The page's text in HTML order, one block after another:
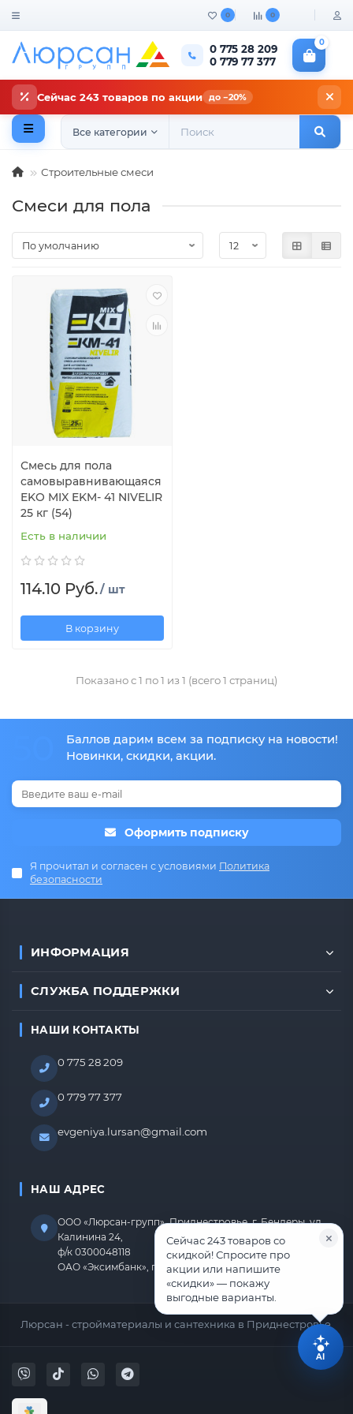
0 0
0 775 28 209
0 779 77 377
0
Сейчас 243 товаров по акции до −20%
Все категории
Строительные смеси
Смеси для пола
Смесь для пола
самовыравнивающаяся
EKO MIX EKM- 41 NIVELIR
25 кг (54)
Есть в наличии
114.10 Руб./ шт
В корзину
Показано с 1 по 1 из 1 (всего 1 страниц)
Баллов дарим всем за подписку на новости!
Новинки, скидки, акции.
Оформить подписку
Я прочитал и согласен с условиями Политика
безопасности
ИНФОРМАЦИЯ
СЛУЖБА ПОДДЕРЖКИ
НАШИ КОНТАКТЫ
0 775 28 209
0 779 77 377
evgeniya.lursan@gmail.com
НАШ АДРЕС
ООО «Люрсан-групп», Приднестровье, г. Бендеры, ул.
Калинина 24,
ф/к 0300048118
ОАО «Эксимбанк», г.Бендеры, р/с 2212670000000818
Люрсан - стройматериалы и сантехника в Приднестровье.
Сейчас 243 товаров со
скидкой! Спросите про
акции или напишите
«скидки» — покажу
выгодные варианты.
AI